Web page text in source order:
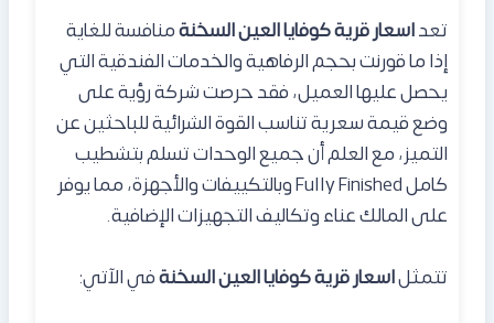
تعداسعار قرية كوفايا العين السخنةمنافسة للغاية
إذا ما قورنت بحجم الرفاهية والخدمات الفندقية التي
يحصل عليها العميل، فقد حرصت شركة رؤية على
وضع قيمة سعرية تناسب القوة الشرائية للباحثين عن
التميز، مع العلم أن جميع الوحدات تسلم بتشطيب
كامل Fully Finished وبالتكييفات والأجهزة، مما يوفر
على المالك عناء وتكاليف التجهيزات الإضافية.
تتمثلاسعار قرية كوفايا العين السخنةفي الآتي: